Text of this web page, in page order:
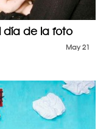
día de la foto
May 21